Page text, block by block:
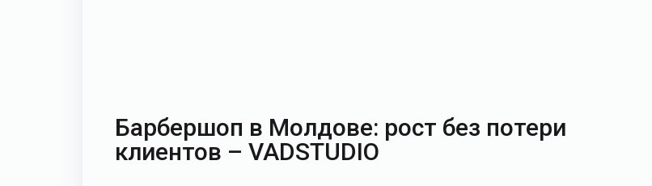
Барбершоп в Молдове: рост без потери
клиентов – VADSTUDIO